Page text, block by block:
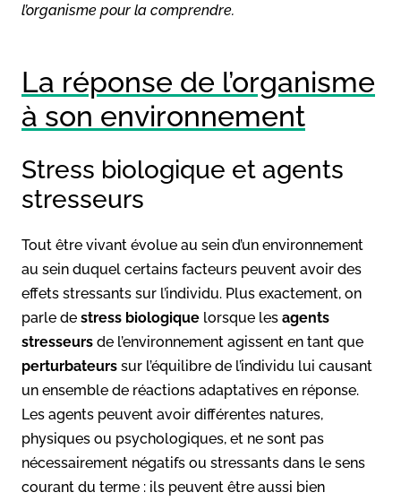
l’organisme pour la comprendre.
La réponse de l’organisme
à son environnement
Stress biologique et agents
stresseurs
Tout être vivant évolue au sein d’un environnement
au sein duquel certains facteurs peuvent avoir des
effets stressants sur l’individu. Plus exactement, on
parle de stress biologique lorsque les agents
stresseurs de l’environnement agissent en tant que
perturbateurs sur l’équilibre de l’individu lui causant
un ensemble de réactions adaptatives en réponse.
Les agents peuvent avoir différentes natures,
physiques ou psychologiques, et ne sont pas
nécessairement négatifs ou stressants dans le sens
courant du terme : ils peuvent être aussi bien